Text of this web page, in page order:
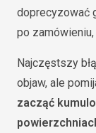
doprecyzować
po
Najczęstszy
objaw, ale
zacząć